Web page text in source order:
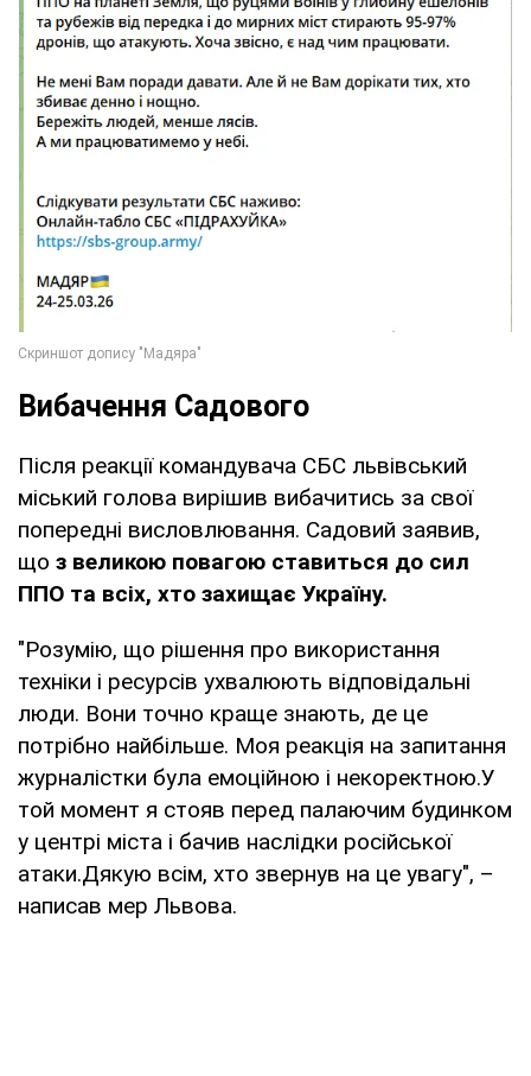
Вибачення Садового
Після реакції командувача СБС львівський
міський голова вирішив вибачитись за свої
попередні висловлювання. Садовий заявив,
що з великою повагою ставиться до сил
ППО та всіх, хто захищає Україну.
"Розумію, що рішення про використання
техніки і ресурсів ухвалюють відповідальні
люди. Вони точно краще знають, де це
потрібно найбільше. Моя реакція на запитання
журналістки була емоційною і некоректною.У
той момент я стояв перед палаючим будинком
у центрі міста і бачив наслідки російської
атаки.Дякую всім, хто звернув на це увагу", –
написав мер Львова.